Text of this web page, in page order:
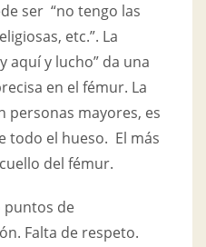
ser “no tengo las
etc.”. La
aquí y lucho” da una
en el fémur. La
personas mayores, es
todo el hueso. El más
del fémur.
puntos de
Falta de respeto.